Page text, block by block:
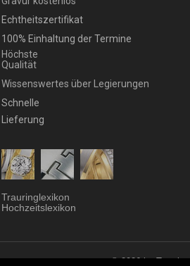
Echtheitszertifikat
100% Einhaltung der Termine
Höchste
Qualität
Wissenswertes über Legierungen
Schnelle
Lieferung
Trauringlexikon
Hochzeitslexikon
© 2026 by